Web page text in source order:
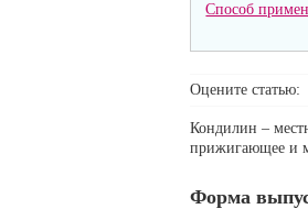
Способ
Оцените статью:
Кондилин –
прижигающее и
Форма